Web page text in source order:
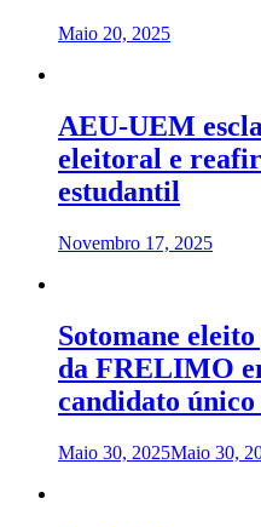
Maio 20, 2025
AEU-UEM
eleitoral e
estudantil
Novembro 17, 2025
Sotomane
da FRELIMO
candidato
Maio 30, 2025Maio 30,